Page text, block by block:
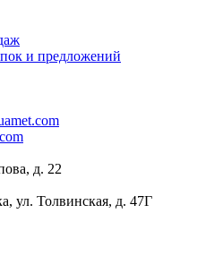
и предложений
д. 22
ул. Толвинская, д. 47Г